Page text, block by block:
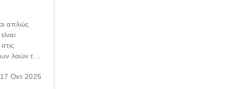
απλώς
λαών της
διατροφή
17 Οκτ 2025